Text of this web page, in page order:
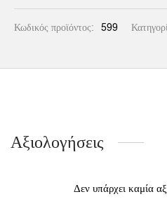
Κωδικός προϊόντος: 599
Αξιολογήσεις
Δεν υπάρχει καμία